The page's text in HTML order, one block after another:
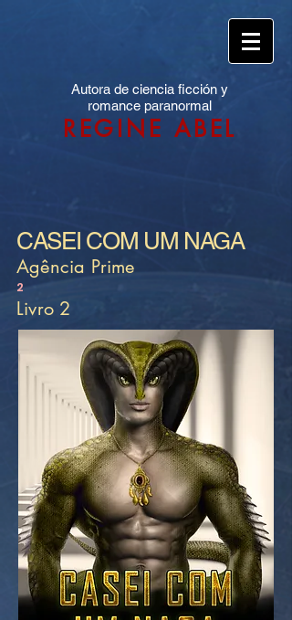
Autora de ciencia ficción y
romance paranormal
REGINE ABEL
CASEI COM UM NAGA
Agência Prime
2
Livro 2